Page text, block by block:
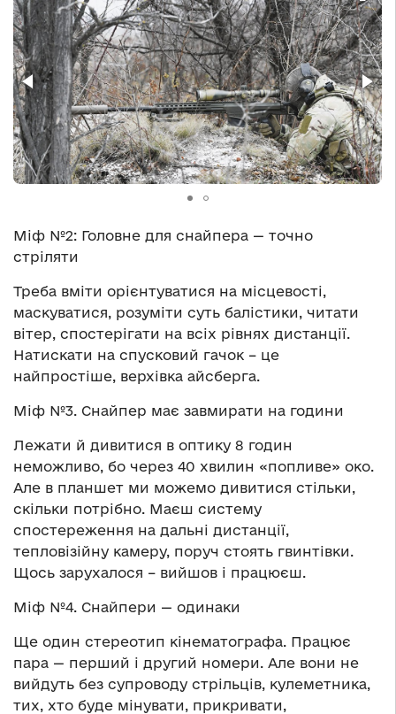
Міф №2: Головне для снайпера — точно
стріляти
Треба вміти орієнтуватися на місцевості,
маскуватися, розуміти суть балістики, читати
вітер, спостерігати на всіх рівнях дистанції.
Натискати на спусковий гачок – це
найпростіше, верхівка айсберга.
Міф №3. Снайпер має завмирати на години
Лежати й дивитися в оптику 8 годин
неможливо, бо через 40 хвилин «попливе» око.
Але в планшет ми можемо дивитися стільки,
скільки потрібно. Маєш систему
спостереження на дальні дистанції,
тепловізійну камеру, поруч стоять гвинтівки.
Щось зарухалося – вийшов і працюєш.
Міф №4. Снайпери — одинаки
Ще один стереотип кінематографа. Працює
пара — перший і другий номери. Але вони не
вийдуть без супроводу стрільців, кулеметника,
тих, хто буде мінувати, прикривати,